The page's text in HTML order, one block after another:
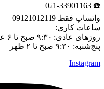
☎️ 021-33901163
واتساپ فقط 09121012119
ساعات کاری:
روزهای عادی: ۹:۳۰ صبح تا ۶ عصر
پنج‌شنبه: ۹:۳۰ صبح تا ۲ ظهر
Instagram